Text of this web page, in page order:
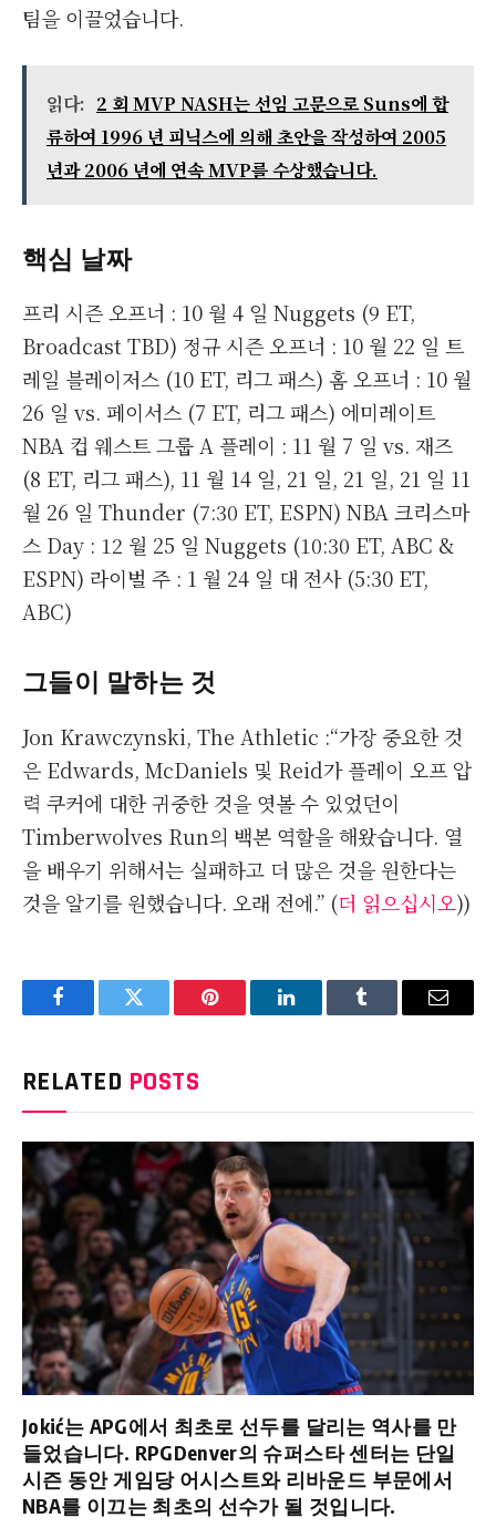
팀을 이끌었습니다.
읽다: 2 회 MVP NASH는 선임 고문으로 Suns에 합
류하여 1996 년 피닉스에 의해 초안을 작성하여 2005
년과 2006 년에 연속 MVP를 수상했습니다.
핵심 날짜
프리 시즌 오프너 : 10 월 4 일 Nuggets (9 ET,
Broadcast TBD) 정규 시즌 오프너 : 10 월 22 일 트
레일 블레이저스 (10 ET, 리그 패스) 홈 오프너 : 10 월
26 일 vs. 페이서스 (7 ET, 리그 패스) 에미레이트
NBA 컵 웨스트 그룹 A 플레이 : 11 월 7 일 vs. 재즈
(8 ET, 리그 패스), 11 월 14 일, 21 일, 21 일, 21 일 11
월 26 일 Thunder (7:30 ET, ESPN) NBA 크리스마
스 Day : 12 월 25 일 Nuggets (10:30 ET, ABC &
ESPN) 라이벌 주 : 1 월 24 일 대 전사 (5:30 ET,
ABC)
그들이 말하는 것
Jon Krawczynski, The Athletic :“가장 중요한 것
은 Edwards, McDaniels 및 Reid가 플레이 오프 압
력 쿠커에 대한 귀중한 것을 엿볼 수 있었던이
Timberwolves Run의 백본 역할을 해왔습니다. 열
을 배우기 위해서는 실패하고 더 많은 것을 원한다는
것을 알기를 원했습니다. 오래 전에.” (더 읽으십시오))
FacebookTwitter Pinterest LinkedInTumblr Email
RELATED POSTS
Jokić는 APG에서 최초로 선두를 달리는 역사를 만
들었습니다. RPGDenver의 슈퍼스타 센터는 단일
시즌 동안 게임당 어시스트와 리바운드 부문에서
NBA를 이끄는 최초의 선수가 될 것입니다.